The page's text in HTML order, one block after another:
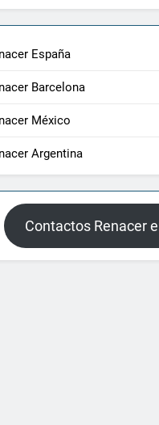
España
Barcelona
México
Argentina
Contactos Renacer